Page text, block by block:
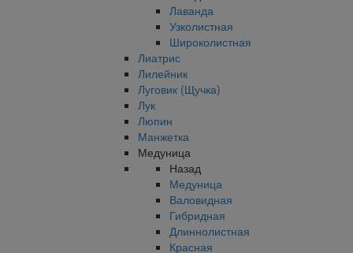
Лаванда
Узколистная
Широколистная
Лиатрис
Лилейник
Луговик (Щучка)
Лук
Люпин
Манжетка
Медуница
Назад
Медуница
Валовидная
Гибридная
Длиннолистная
Красная